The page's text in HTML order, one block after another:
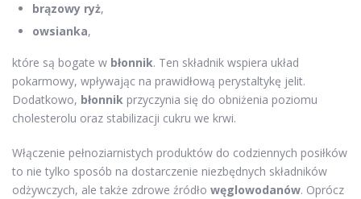
brązowy ryż,
owsianka,
które są bogate w błonnik. Ten składnik wspiera układ
pokarmowy, wpływając na prawidłową perystaltykę jelit.
Dodatkowo, błonnik przyczynia się do obniżenia poziomu
cholesterolu oraz stabilizacji cukru we krwi.
Włączenie pełnoziarnistych produktów do codziennych posiłków
to nie tylko sposób na dostarczenie niezbędnych składników
odżywczych, ale także zdrowe źródło węglowodanów. Oprócz